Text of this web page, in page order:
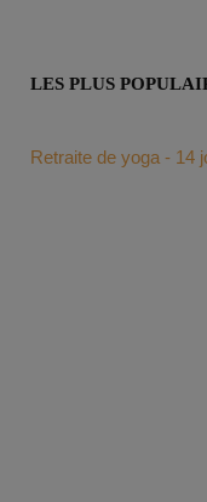
LES PLUS
Retraite de yoga - 14